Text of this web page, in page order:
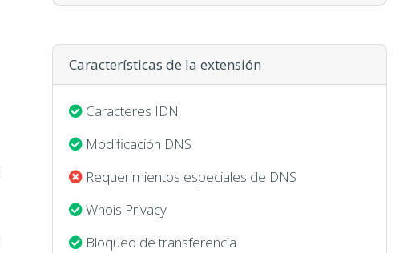
Características de la extensión
Caracteres IDN
Modificación DNS
Requerimientos especiales de DNS
Whois Privacy
Bloqueo de transferencia